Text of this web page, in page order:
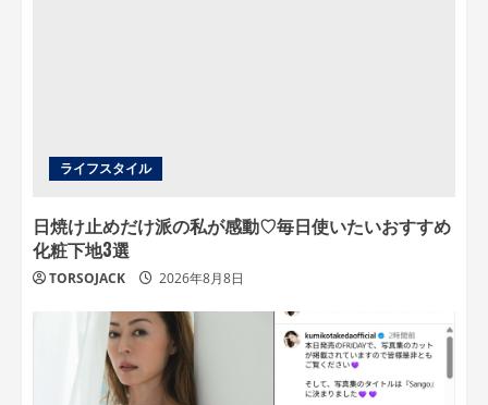
ライフスタイル
日焼け止めだけ派の私が感動♡毎日使いたいおすすめ
化粧下地3選
TORSOJACK 2026年8月8日